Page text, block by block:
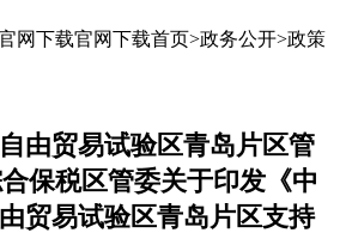
网下载官网下载首页>政务公开>政策
由贸易试验区青岛片区管
保税区管委关于印发《中
贸易试验区青岛片区支持